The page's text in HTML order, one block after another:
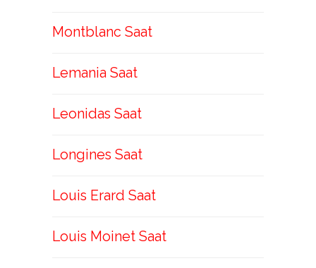
Montblanc Saat
Lemania Saat
Leonidas Saat
Longines Saat
Louis Erard Saat
Louis Moinet Saat